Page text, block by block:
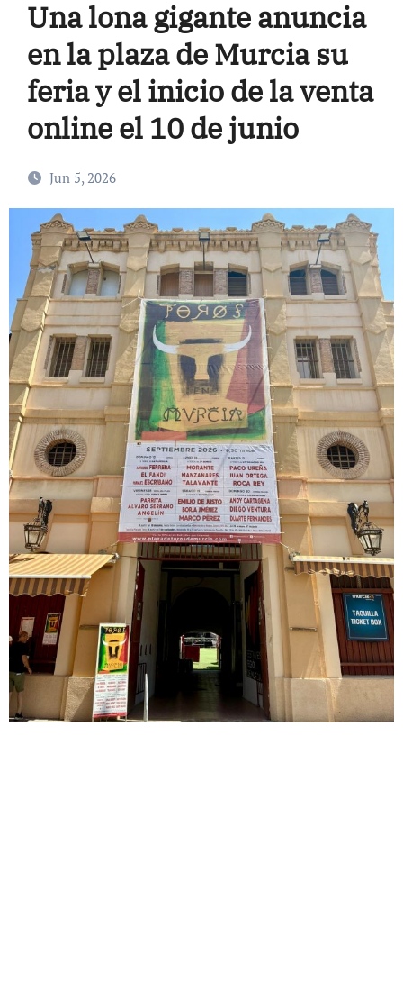
Una lona gigante anuncia
en la plaza de Murcia su
feria y el inicio de la venta
online el 10 de junio
Jun 5, 2026